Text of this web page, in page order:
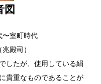
図
〜室町時代
殿司）
したが、使用している絹
貴重なものであることが